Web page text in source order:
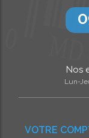
VOTRE
Nos
Lun-